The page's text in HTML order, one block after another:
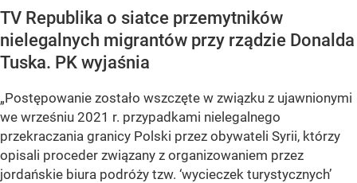
TV Republika o siatce przemytników
nielegalnych migrantów przy rządzie Donalda
Tuska. PK wyjaśnia
„Postępowanie zostało wszczęte w związku z ujawnionymi
we wrześniu 2021 r. przypadkami nielegalnego
przekraczania granicy Polski przez obywateli Syrii, którzy
opisali proceder związany z organizowaniem przez
jordańskie biura podróży tzw. ‘wycieczek turystycznych’